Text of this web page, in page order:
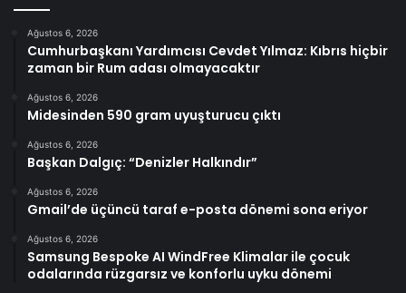
Ağustos 6, 2026
Cumhurbaşkanı Yardımcısı Cevdet Yılmaz: Kıbrıs hiçbir
zaman bir Rum adası olmayacaktır
Ağustos 6, 2026
Midesinden 590 gram uyuşturucu çıktı
Ağustos 6, 2026
Başkan Dalgıç: “Denizler Halkındır”
Ağustos 6, 2026
Gmail’de üçüncü taraf e-posta dönemi sona eriyor
Ağustos 6, 2026
Samsung Bespoke AI WindFree Klimalar ile çocuk
odalarında rüzgarsız ve konforlu uyku dönemi